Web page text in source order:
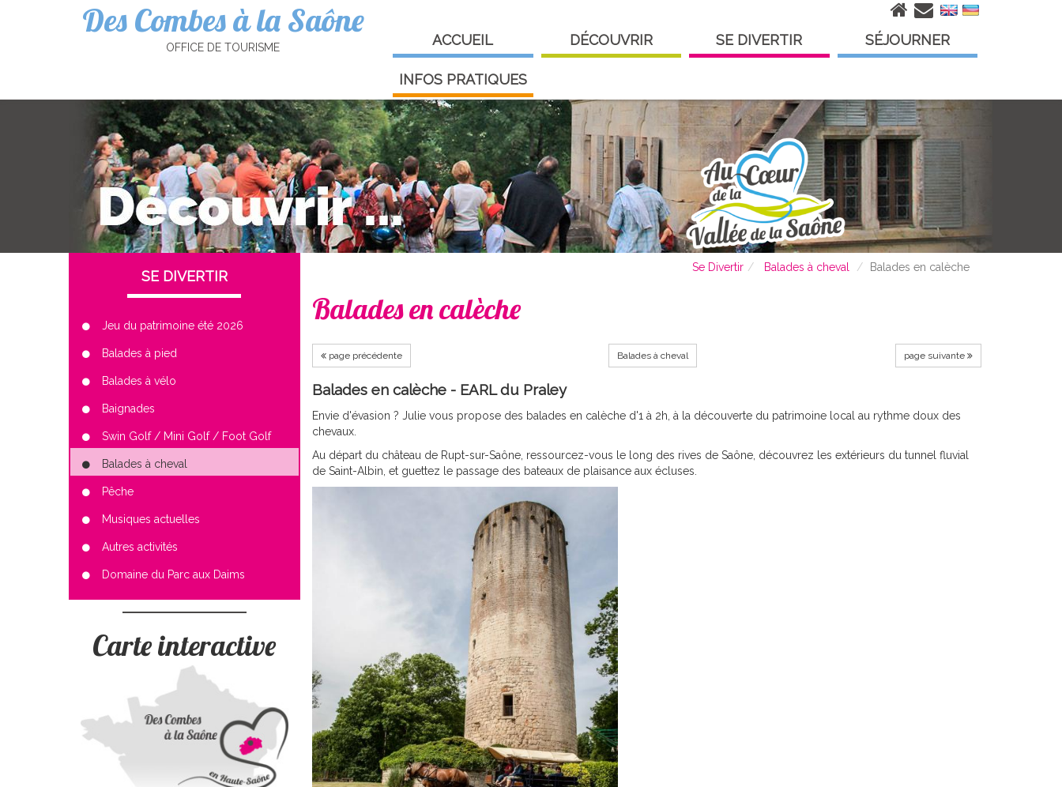
Des Combes à la Saône
OFFICE DE TOURISME ACCUEIL DÉCOUVRIR SE DIVERTIR SÉJOURNER
INFOS PRATIQUES
Se Divertir Balades à cheval Balades en calèche
Balades en calèche
page précédente Balades à cheval page suivante
Balades en calèche - EARL du Praley
Envie d'évasion ? Julie vous propose des balades en calèche d'1 à 2h, à la découverte du patrimoine local au rythme doux des
chevaux.
Au départ du château de Rupt-sur-Saône, ressourcez-vous le long des rives de Saône, découvrez les extérieurs du tunnel fluvial
de Saint-Albin, et guettez le passage des bateaux de plaisance aux écluses.
SE DIVERTIR
Jeu du patrimoine été 2026
Balades à pied
Balades à vélo
Baignades
Swin Golf / Mini Golf / Foot Golf
Balades à cheval
Pêche
Musiques actuelles
Autres activités
Domaine du Parc aux Daims
Carte interactive
Cookies management panel